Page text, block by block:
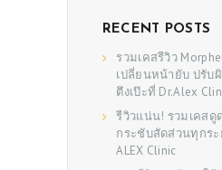
RECENT POSTS
รวมเคสรีวิว
เปลี่ยนหน้ายับ ปรับ
ตึงเป๊ะที่ Dr.Alex
รีวิวแน่น! รวมเคส
กระชับสัดส่วนทุกร
ALEX Clinic